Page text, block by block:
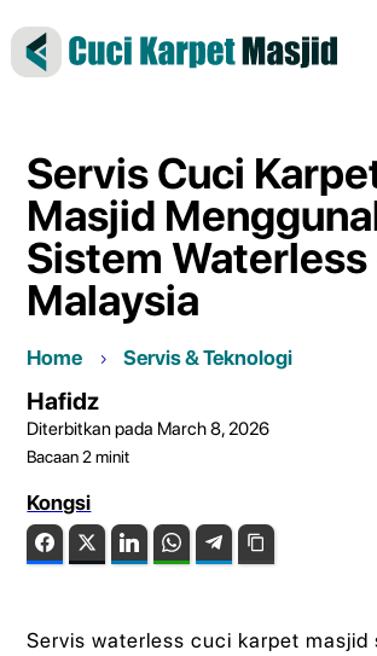
Servis Cuci
Masjid
Sistem Waterless
Malaysia
Home Servis & Teknologi
Hafidz
Diterbitkan pada March 8, 2026
Bacaan 2 minit
Kongsi
FacebookTwitter LinkedIn WhatsAppTelegram
Servis waterless cuci karpet masjid